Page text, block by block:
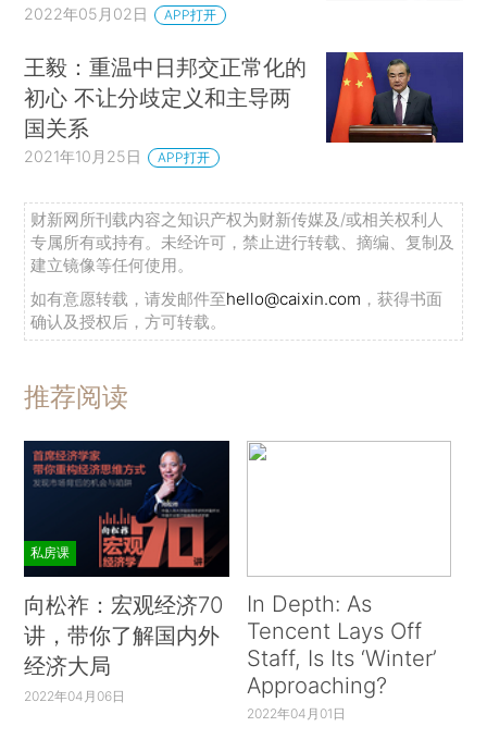
2022年05月02日 APP打开
王毅：重温中日邦交正常化的
初心 不让分歧定义和主导两
国关系
2021年10月25日 APP打开
财新网所刊载内容之知识产权为财新传媒及/或相关权利人
专属所有或持有。未经许可，禁止进行转载、摘编、复制及
建立镜像等任何使用。
如有意愿转载，请发邮件至hello@caixin.com ，获得书面
确认及授权后，方可转载。
推荐阅读
私房课
向松祚：宏观经济70
讲，带你了解国内外
经济大局
2022年04月06日
In Depth: As
Tencent Lays Off
Staff, Is Its ‘Winter’
Approaching?
2022年04月01日